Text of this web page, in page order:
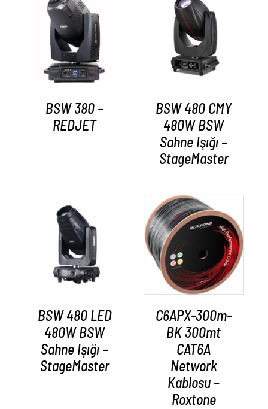
AYRINTILAR
BSW 380 –
REDJET
AYRINTILAR
BSW 480 CMY
480W BSW
Sahne Işığı –
StageMaster
AYRINTILAR
BSW 480 LED
480W BSW
Sahne Işığı –
StageMaster
AYRINTILAR
C6APX-300m-
BK 300mt
CAT6A
Network
Kablosu –
Roxtone